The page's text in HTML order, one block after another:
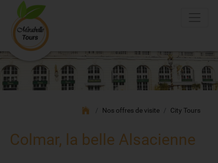
Nos offres de visite City Tours
Colmar, la belle Alsacienne